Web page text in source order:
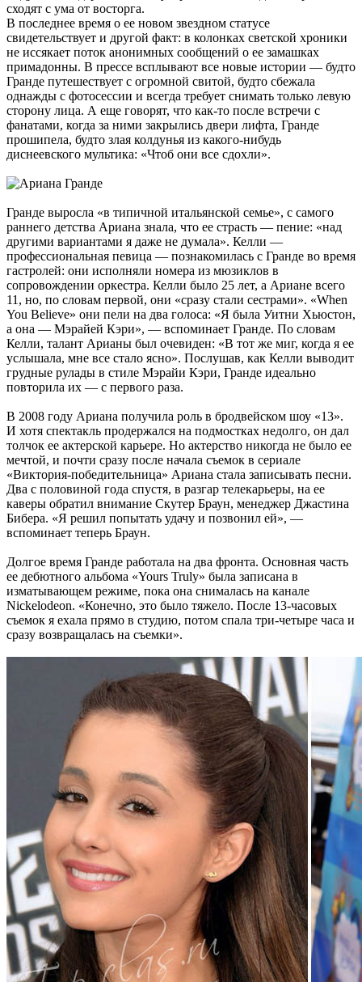
сходят с ума от восторга.
В последнее время о ее новом звездном статусе
свидетельствует и другой факт: в колонках светской хроники
не иссякает поток анонимных сообщений о ее замашках
примадонны. В прессе всплывают все новые истории — будто
Гранде путешествует с огромной свитой, будто сбежала
однажды с фотосессии и всегда требует снимать только левую
сторону лица. А еще говорят, что как-то после встречи с
фанатами, когда за ними закрылись двери лифта, Гранде
прошипела, будто злая колдунья из какого-нибудь
диснеевского мультика: «Чтоб они все сдохли».
Гранде выросла «в типичной итальянской семье», с самого
раннего детства Ариана знала, что ее страсть — пение: «над
другими вариантами я даже не думала». Келли —
профессиональная певица — познакомилась с Гранде во время
гастролей: они исполняли номера из мюзиклов в
сопровождении оркестра. Келли было 25 лет, а Ариане всего
11, но, по словам первой, они «сразу стали сестрами». «When
You Believe» они пели на два голоса: «Я была Уитни Хьюстон,
а она — Мэрайей Кэри», — вспоминает Гранде. По словам
Келли, талант Арианы был очевиден: «В тот же миг, когда я ее
услышала, мне все стало ясно». Послушав, как Келли выводит
грудные рулады в стиле Мэрайи Кэри, Гранде идеально
повторила их — с первого раза.
В 2008 году Ариана получила роль в бродвейском шоу «13».
И хотя спектакль продержался на подмостках недолго, он дал
толчок ее актерской карьере. Но актерство никогда не было ее
мечтой, и почти сразу после начала съемок в сериале
«Виктория-победительница» Ариана стала записывать песни.
Два с половиной года спустя, в разгар телекарьеры, на ее
каверы обратил внимание Скутер Браун, менеджер Джастина
Бибера. «Я решил попытать удачу и позвонил ей», —
вспоминает теперь Браун.
Долгое время Гранде работала на два фронта. Основная часть
ее дебютного альбома «Yours Truly» была записана в
изматывающем режиме, пока она снималась на канале
Nickelodeon. «Конечно, это было тяжело. После 13-часовых
съемок я ехала прямо в студию, потом спала три-четыре часа и
сразу возвращалась на съемки».